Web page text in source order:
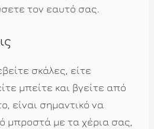
τον εαυτό σας.
σκάλες, είτε
μπείτε και βγείτε από
είναι σημαντικό να
μπροστά με τα χέρια σας,